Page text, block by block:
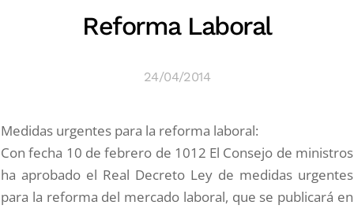
Reforma Laboral
24/04/2014
Medidas urgentes para la reforma laboral:
Con fecha 10 de febrero de 1012 El Consejo de ministros
ha aprobado el Real Decreto Ley de medidas urgentes
para la reforma del mercado laboral, que se publicará en